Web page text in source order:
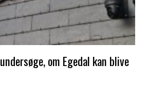
om Egedal kan blive